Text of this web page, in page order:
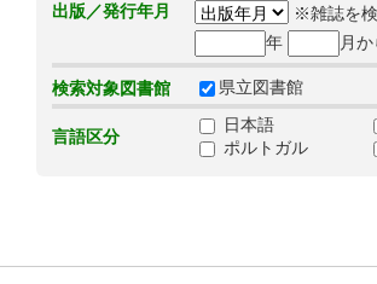
出版／発行年月
※雑誌を検
年
月か
検索対象図書館 県立図書館
言語区分
日本語
ポルトガル